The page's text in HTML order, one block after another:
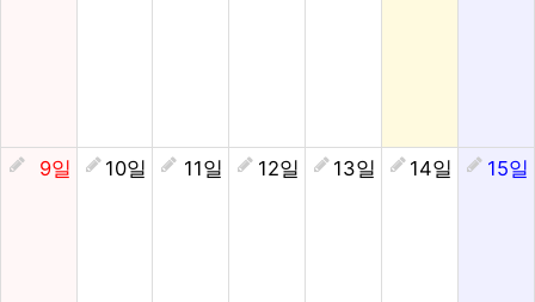
9일 10일 11일 12일 13일 14일 15일